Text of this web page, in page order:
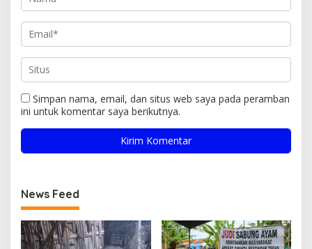
Simpan nama, email, dan situs web saya pada peramban
ini untuk komentar saya berikutnya.
News Feed